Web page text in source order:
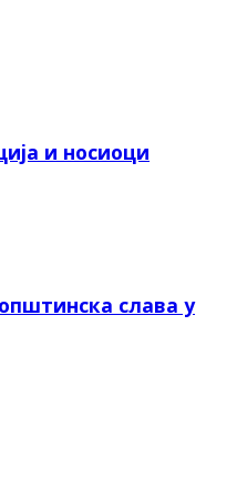
и носиоци
слава у